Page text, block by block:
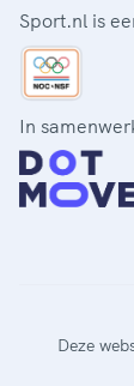
Sport.nl is
In
Deze